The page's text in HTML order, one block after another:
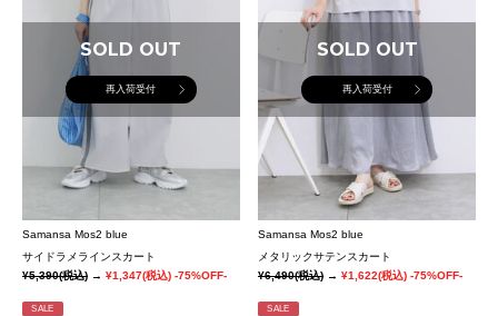
SOLD OUT
再入荷受付
Samansa Mos2 blue
サイドラメラインスカート
¥5,390(税込) → ¥1,347(税込) -75%OFF-
SOLD OUT
再入荷受付
Samansa Mos2 blue
メタリックサテンスカート
¥6,490(税込)→¥1,622(税込) -75%OFF-
SALE SALE